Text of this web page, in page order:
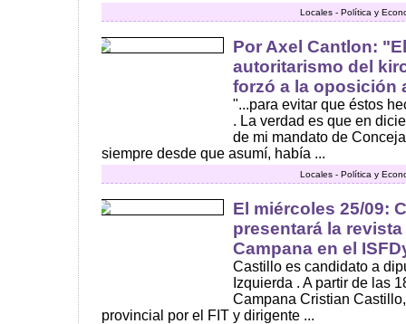
Locales - Política y
Por Axel Cantlon:
autoritarismo del
forzó a la oposición
"...para evitar que éstos
. La verdad es que en
de mi mandato de
siempre desde que asumí, había ...
Locales - Política y
El miércoles 25/09:
presentará la
Campana en el
Castillo es candidato a
Izquierda . A partir de las
Campana Cristian
provincial por el FIT y dirigente ...